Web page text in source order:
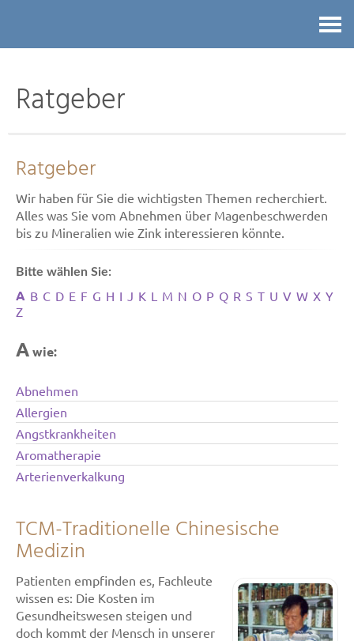
Ratgeber
Ratgeber
Wir haben für Sie die wichtigsten Themen recherchiert.
Alles was Sie vom Abnehmen über Magenbeschwerden
bis zu Mineralien wie Zink interessieren könnte.
Bitte wählen Sie:
A B C D E F G H I J K L M N O P Q R S T U V W X Y
Z
Awie:
Abnehmen
Allergien
Angstkrankheiten
Aromatherapie
Arterienverkalkung
TCM-Traditionelle Chinesische
Medizin
Patienten empfinden es, Fachleute
wissen es: Die Kosten im
Gesundheitswesen steigen und
doch kommt der Mensch in unserer